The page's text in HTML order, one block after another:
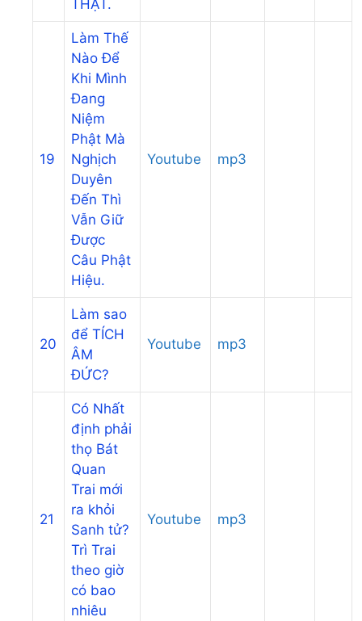
THẬT.
19
Làm Thế
Nào Để
Khi Mình
Đang
Niệm
Phật Mà
Nghịch
Duyên
Đến Thì
Vẫn Giữ
Được
Câu Phật
Hiệu.
Youtube mp3
20
Làm sao
để TÍCH
ÂM
ĐỨC?
Youtube mp3
21
Có Nhất
định phải
thọ Bát
Quan
Trai mới
ra khỏi
Sanh tử?
Trì Trai
theo giờ
có bao
nhiêu
Youtube mp3